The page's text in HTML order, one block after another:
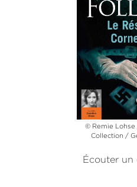
© Remie Lohse
Collection /
Écouter un